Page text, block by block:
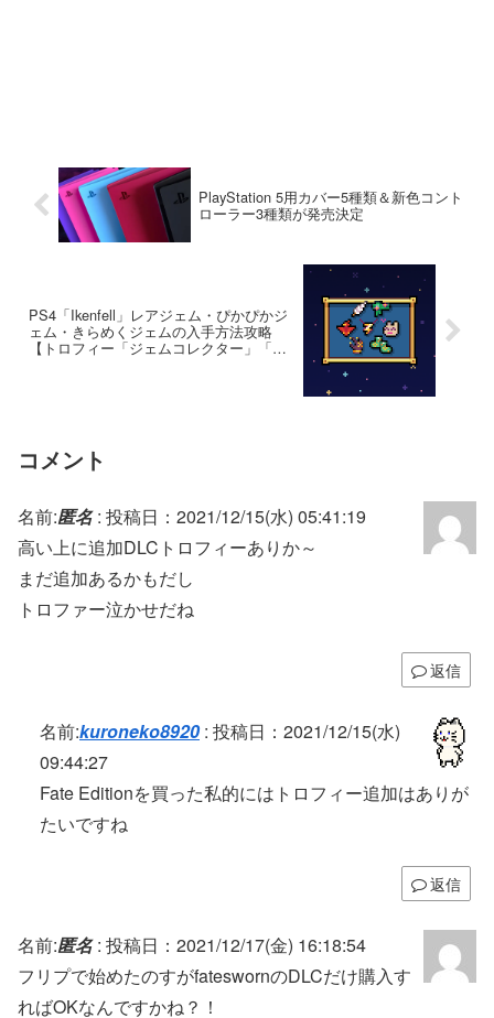
PlayStation 5用カバー5種類＆新色コント
ローラー3種類が発売決定
PS4「Ikenfell」レアジェム・ぴかぴかジ
ェム・きらめくジェムの入手方法攻略
【トロフィー「ジェムコレクター」「ア
コメント
名前:匿名: 投稿日：2021/12/15(水) 05:41:19
高い上に追加DLCトロフィーありか～
まだ追加あるかもだし
トロファー泣かせだね
返信
名前:kuroneko8920: 投稿日：2021/12/15(水)
09:44:27
Fate Editionを買った私的にはトロフィー追加はありが
たいですね
返信
名前:匿名: 投稿日：2021/12/17(金) 16:18:54
フリプで始めたのすがfateswornのDLCだけ購入す
ればOKなんですかね？！